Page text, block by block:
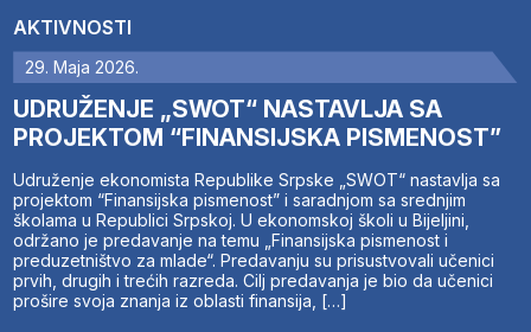
AKTIVNOSTI
29. Maja 2026.
UDRUŽENJE „SWOT“ NASTAVLJA SA
PROJEKTOM “FINANSIJSKA PISMENOST”
Udruženje ekonomista Republike Srpske „SWOT“ nastavlja sa
projektom “Finansijska pismenost” i saradnjom sa srednjim
školama u Republici Srpskoj. U ekonomskoj školi u Bijeljini,
održano je predavanje na temu „Finansijska pismenost i
preduzetništvo za mlade“. Predavanju su prisustvovali učenici
prvih, drugih i trećih razreda. Cilj predavanja je bio da učenici
prošire svoja znanja iz oblasti finansija, […]